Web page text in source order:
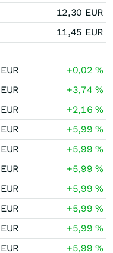
12,30 EUR
11,45 EUR
EUR +0,02%
EUR +3,74%
EUR +2,16%
EUR +5,99%
EUR +5,99%
EUR +5,99%
EUR +5,99%
EUR +5,99%
EUR +5,99%
EUR +5,99%